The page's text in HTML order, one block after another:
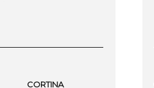
CORTINA